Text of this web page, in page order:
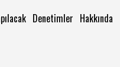
Denetimler Hakkında